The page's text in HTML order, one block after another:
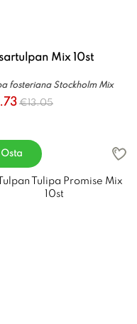
Mix 10st
fosteriana Stockholm Mix
€13.05
Osta